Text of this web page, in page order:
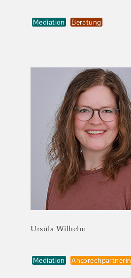
Mediation Beratung
Ursula Wilhelm
Mediation Ansprechpartnerin